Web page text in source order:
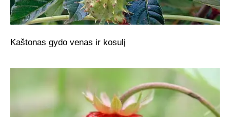
Kaštonas gydo venas ir kosulį